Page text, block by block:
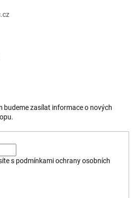
budeme zasílat informace o nových
s podmínkami ochrany osobních